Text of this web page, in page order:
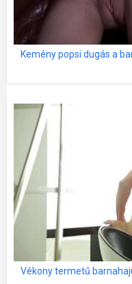
Kemény popsi dugás a
Vékony termetű